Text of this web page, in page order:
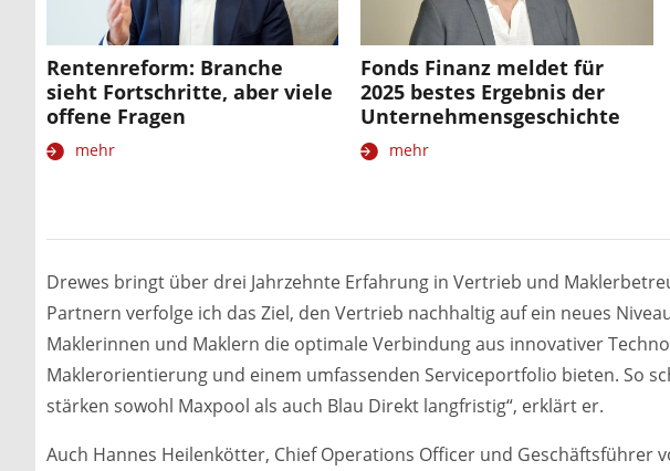
Rentenreform: Branche
sieht Fortschritte, aber viele
offene Fragen
mehr
Fonds Finanz meldet für
2025 bestes Ergebnis der
Unternehmensgeschichte
mehr
Drewes bringt über drei Jahrzehnte Erfahrung in Vertrieb und
Partnern verfolge ich das Ziel, den Vertrieb nachhaltig auf ein neues
Maklerinnen und Maklern die optimale Verbindung aus innovativer
Maklerorientierung und einem umfassenden Serviceportfolio bieten. So
stärken sowohl Maxpool als auch Blau Direkt langfristig“, erklärt er.
Auch Hannes Heilenkötter, Chief Operations Officer und Geschäftsführer